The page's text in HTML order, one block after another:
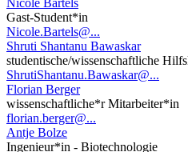
Gast-Student*in
Nicole.Bartels@...
Shruti Shantanu Bawaskar
studentische/wissenschaftliche
ShrutiShantanu.Bawaskar@...
Florian Berger
wissenschaftliche*r Mitarbeiter*in
florian.berger@...
Antje Bolze
Ingenieur*in - Biotechnologie